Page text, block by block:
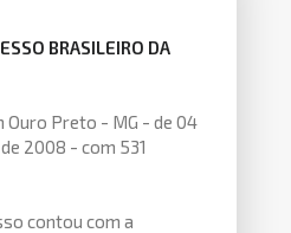
BRASILEIRO DA
Ouro Preto - MG - de 04
2008 - com 531
contou com a